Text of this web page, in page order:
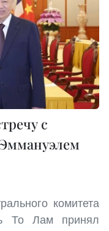
с
комитета
То Лам принял